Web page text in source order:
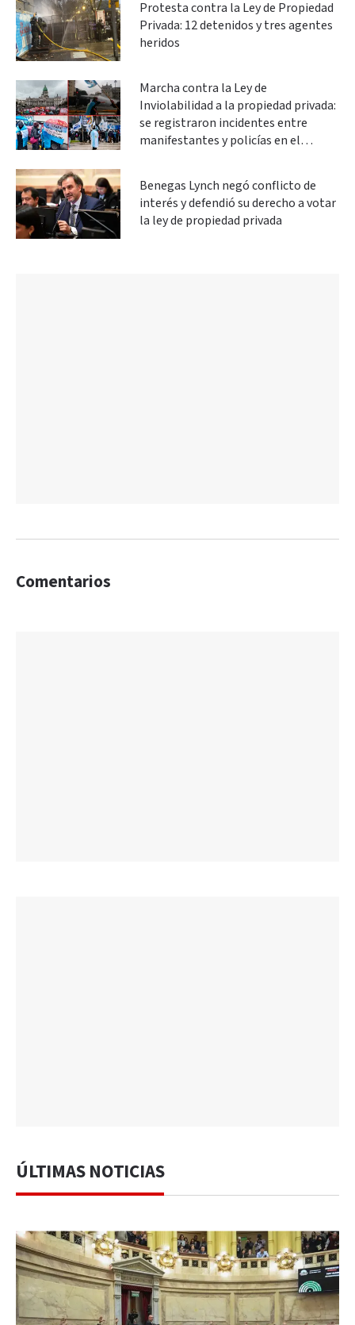
Protesta contra la Ley de Propiedad
Privada: 12 detenidos y tres agentes
heridos
Marcha contra la Ley de
Inviolabilidad a la propiedad privada:
se registraron incidentes entre
manifestantes y policías en el
Benegas Lynch negó conflicto de
interés y defendió su derecho a votar
la ley de propiedad privada
Comentarios
ÚLTIMAS NOTICIAS